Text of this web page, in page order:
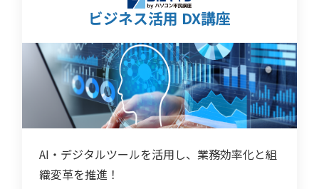
ビジネス活用 DX講座
AI・デジタルツールを活用し、業務効率化と組
織変革を推進！